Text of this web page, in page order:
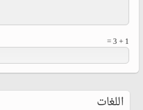
1 + 3 =
اللغات